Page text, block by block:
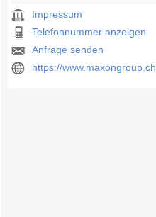
Impressum
Telefonnummer anzeigen
Anfrage senden
https://www.maxongroup.ch